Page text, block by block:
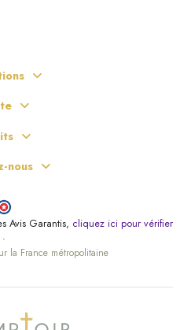
nous
Avis Garantis, cliquez ici pour vérifier
.
la France métropolitaine